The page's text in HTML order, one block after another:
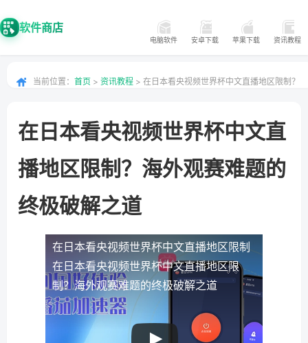
软件商店
电脑软件 安卓下载 苹果下载 资讯教程
当前位置： 首页 > 资讯教程 > 在日本看央视频世界杯中文直播地区限制？
在日本看央视频世界杯中文直
播地区限制？海外观赛难题的
终极破解之道
在日本看央视频世界杯中文直播地区限制
在日本看央视频世界杯中文直播地区限
制？海外观赛难题的终极破解之道